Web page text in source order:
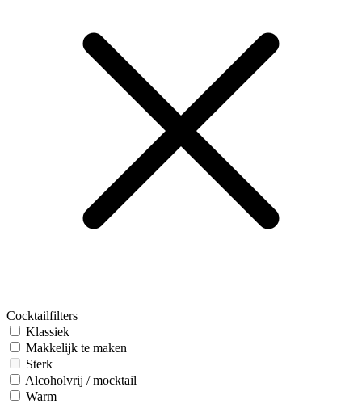
Cocktailfilters
Klassiek
Makkelijk te maken
Sterk
Alcoholvrij / mocktail
Warm